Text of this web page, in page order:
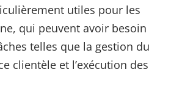
utiles pour les
qui peuvent avoir besoin
telles que la gestion du
clientèle et l’exécution des